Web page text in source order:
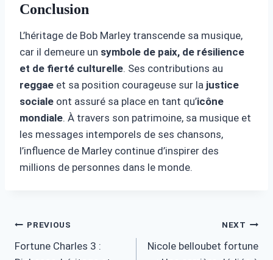
Conclusion
L’héritage de Bob Marley transcende sa musique,
car il demeure un symbole de paix, de résilience
et de fierté culturelle. Ses contributions au
reggae et sa position courageuse sur la justice
sociale ont assuré sa place en tant qu’icône
mondiale. À travers son patrimoine, sa musique et
les messages intemporels de ses chansons,
l’influence de Marley continue d’inspirer des
millions de personnes dans le monde.
Post
navigation
PREVIOUS
Fortune Charles 3 :
NEXT
Nicole belloubet fortune